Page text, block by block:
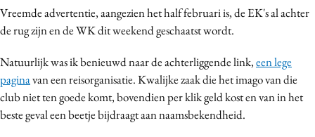
Digital transformation
Effectiviteit
Gedragsverandering
Influencer marketing
Vreemde advertentie, aangezien het half februari is, de EK's al achter
de rug zijn en de WK dit weekend geschaatst wordt.
Natuurlijk was ik benieuwd naar de achterliggende link,een lege
paginavan een reisorganisatie. Kwalijke zaak die het imago van die
club niet ten goede komt, bovendien per klik geld kost en van in het
beste geval een beetje bijdraagt aan naamsbekendheid.